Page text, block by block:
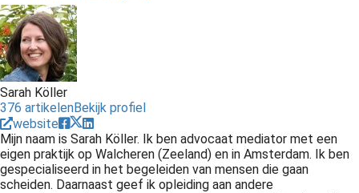
Sarah Köller
376 artikelenBekijk profiel
website
Mijn naam is Sarah Köller. Ik ben advocaat mediator met een
eigen praktijk op Walcheren (Zeeland) en in Amsterdam. Ik ben
gespecialiseerd in het begeleiden van mensen die gaan
scheiden. Daarnaast geef ik opleiding aan andere